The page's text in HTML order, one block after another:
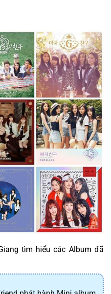
tìm hiểu các Album đã